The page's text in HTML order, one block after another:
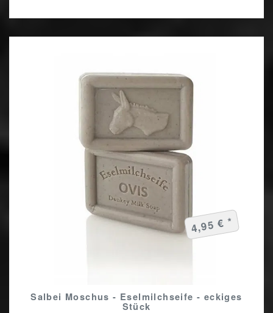
Salbei Moschus - Eselmilchseife - eckiges
Stück
4,95 € *